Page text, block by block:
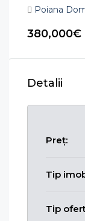
Poiana
380,000€
Detalii
Preț:
Tip
Tip